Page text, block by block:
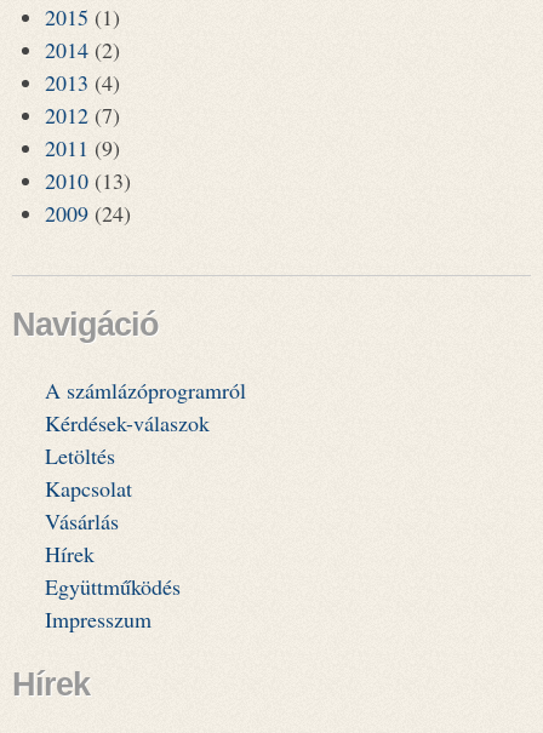
2015 (1)
2014 (2)
2013 (4)
2012 (7)
2011 (9)
2010 (13)
2009 (24)
Navigáció
A számlázóprogramról
Kérdések-válaszok
Letöltés
Kapcsolat
Vásárlás
Hírek
Együttműködés
Impresszum
Hírek